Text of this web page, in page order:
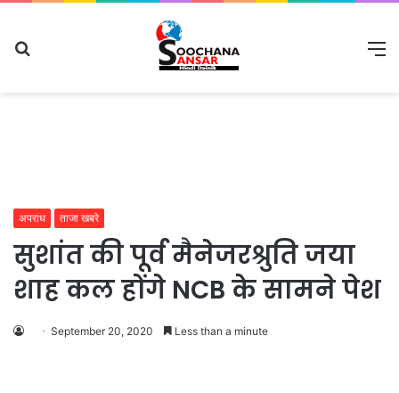
अपराध ताजा खबरे
सुशांत की पूर्व मैनेजरश्रुति जया
शाह कल होंगे NCB के सामने पेश
September 20, 2020 Less than a minute